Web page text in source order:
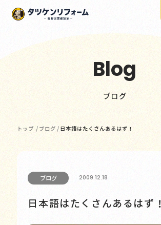
Blog
ブログ
トップ / ブログ / 日本語はたくさんあるはず！
ブログ 2009.12.18
日本語はたくさんあるはず！